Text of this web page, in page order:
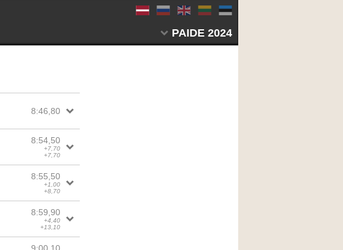
PAIDE 2024
8:46,80
8:54,50
+7,70
+7,70
8:55,50
+1,00
+8,70
8:59,90
+4,40
+13,10